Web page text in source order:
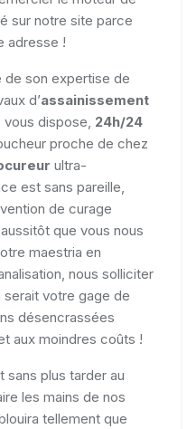
sur notre site parce
adresse !
son expertise de
d’assainissement
vous dispose, 24h/24
proche de chez
ultra-
est sans pareille,
de curage
que vous nous
maestria en
nous solliciter
serait votre gage de
désencrassées
aux moindres coûts !
sans plus tarder au
les mains de nos
tellement que